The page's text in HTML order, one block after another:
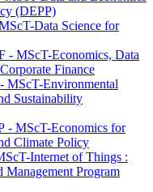
(DEPP)
Data Science for
- MScT-Economics, Data
Finance
MScT-Environmental
Sustainability
- MScT-Economics for
Climate Policy
Internet of Things :
Management Program